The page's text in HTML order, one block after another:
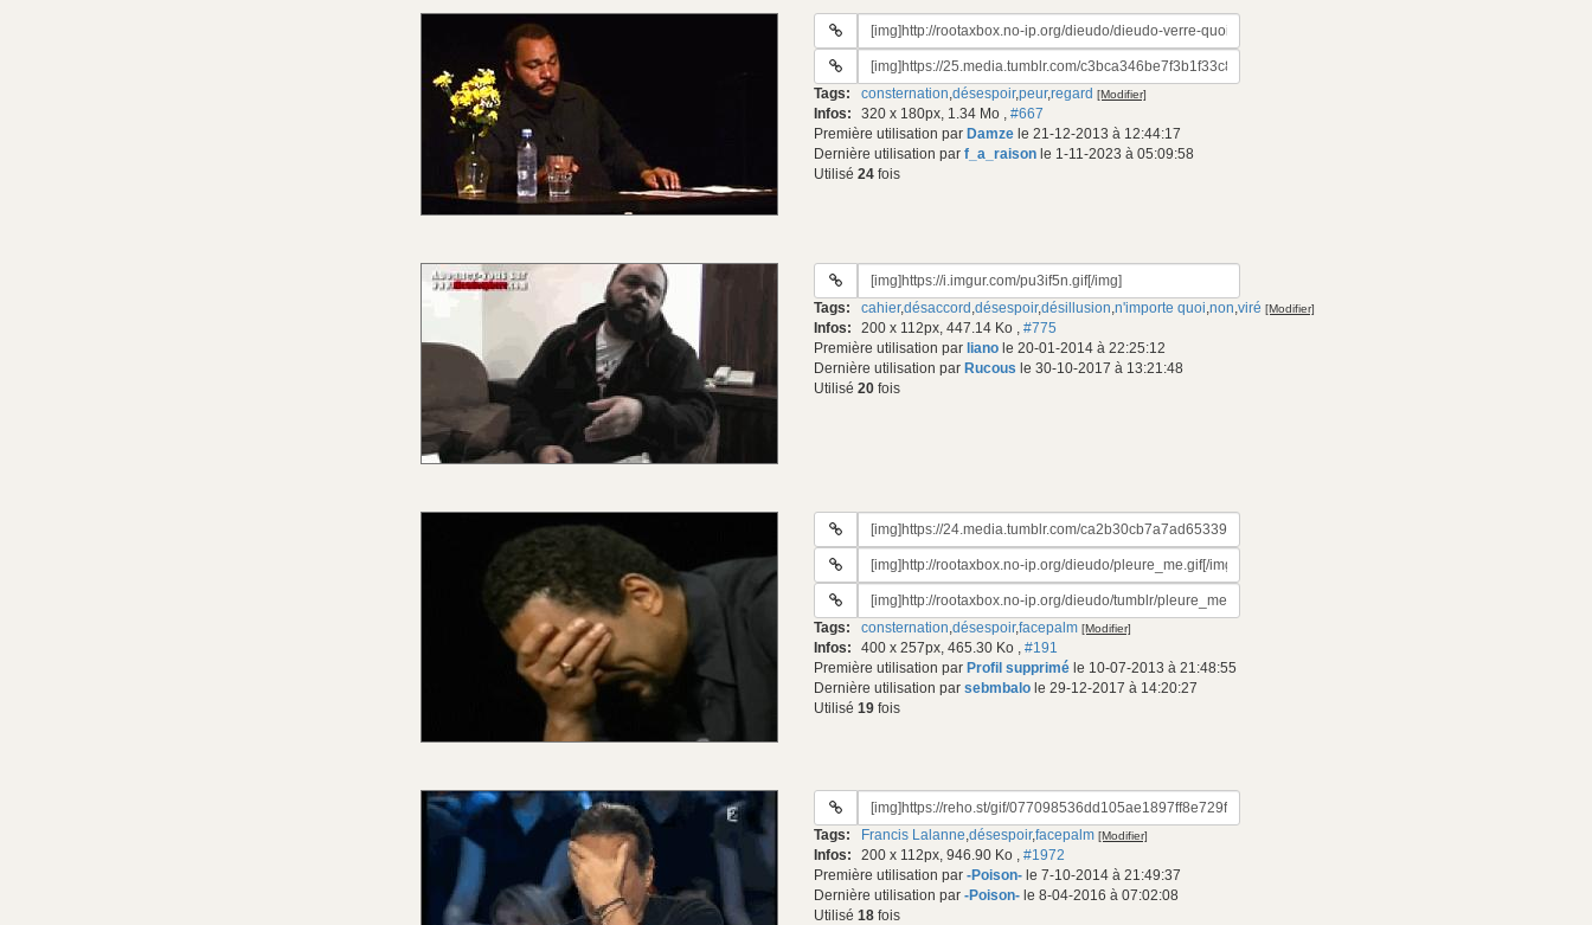
URL
gif:
URL
du
gif:
Tags: consternation,désespoir,peur,regard [Modifier]
Infos: 320 x 180px, 1.34 Mo , #667
Première utilisation par Damze le 21-12-2013 à 12:44:17
Dernière utilisation par f_a_raison le 1-11-2023 à 05:09:58
Utilisé 24 fois
URL
gif:
Tags: cahier,désaccord ,désespoir,désillusion,n'importe quoi,non,viré [Modifier]
Infos: 200 x 112px, 447.14 Ko , #775
Première utilisation par liano le 20-01-2014 à 22:25:12
Dernière utilisation par Rucous le 30-10-2017 à 13:21:48
Utilisé 20 fois
URL
gif:
URL
gif:
URL
du
gif:
Tags: consternation,désespoir,facepalm [Modifier]
Infos: 400 x 257px, 465.30 Ko , #191
Première utilisation par Profil supprimé le 10-07-2013 à 21:48:55
Dernière utilisation par sebmbalo le 29-12-2017 à 14:20:27
Utilisé 19 fois
URL
gif:
Tags: Francis Lalanne,désespoir,facepalm [Modifier]
Infos: 200 x 112px, 946.90 Ko , #1972
Première utilisation par -Poison- le 7-10-2014 à 21:49:37
Dernière utilisation par -Poison- le 8-04-2016 à 07:02:08
Utilisé 18 fois